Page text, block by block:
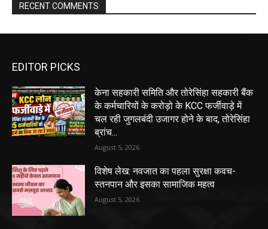
RECENT COMMENTS
EDITOR PICKS
केना सहकारी समिति और तोरेसिंहा सहकारी बैंक
के कर्मचारियों के करोड़ो के KCC फर्जीवाड़े में
चल रही जुगलबंदी उजागर होने के बाद, तोरेसिंहा
ब्रांच...
August 5, 2026
विशेष लेख: नवजात का पहला सुरक्षा कवच-
स्तनपान और इसका सामाजिक महत्व
August 5, 2026